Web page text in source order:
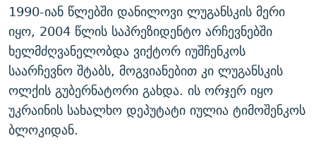
1990-იან წლებში დანილოვი ლუგანსკის მერი
იყო, 2004 წლის საპრეზიდენტო არჩევნებში
ხელმძღვანელობდა ვიქტორ იუშჩენკოს
საარჩევნო შტაბს, მოგვიანებით კი ლუგანსკის
ოლქის გუბერნატორი გახდა. ის ორჯერ იყო
უკრაინის სახალხო დეპუტატი იულია ტიმოშენკოს
ბლოკიდან.